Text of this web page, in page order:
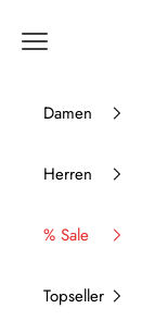
Menü
Damen
Herren
% Sale
Topseller